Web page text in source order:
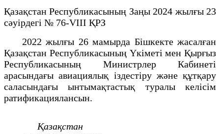
Қазақстан Республикасының Заңы 2024 жылғы 23
сәуірдегі № 76-VIII ҚРЗ
2022 жылғы 26 мамырда Бішкекте жасалған
Қазақстан Республикасының Үкіметі мен Қырғыз
Республикасының Министрлер Кабинеті
арасындағы авиациялық іздестіру және құтқару
саласындағы ынтымақтастық туралы келісім
ратификациялансын.
Қазақстан